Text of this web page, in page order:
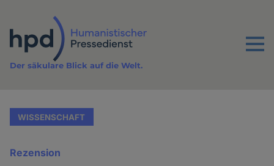
Inhalt
Menu
Der säkulare Blick auf die Welt.
WISSENSCHAFT
Rezension